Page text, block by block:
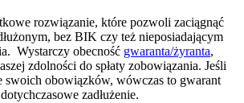
rozwiązanie, które pozwoli zaciągnąć
bez BIK czy też nieposiadającym
Wystarczy obecność gwaranta/żyranta,
zdolności do spłaty zobowiązania. Jeśli
swoich obowiązków, wówczas to gwarant
zadłużenie.